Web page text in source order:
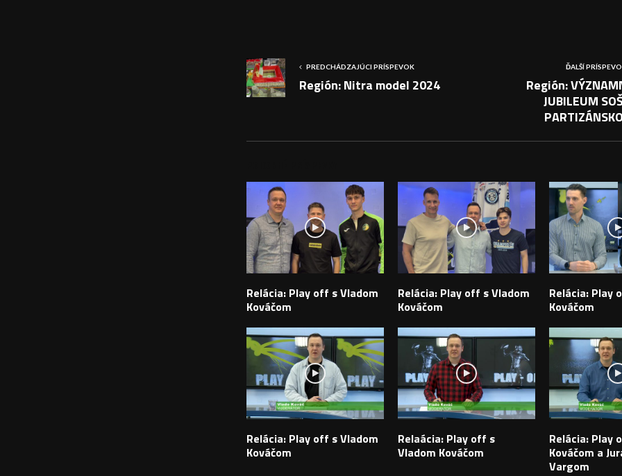
PREDCHÁDZAJÚCI PRÍSPEVOK
Región: Nitra model 2024
ĎALŠÍ
Región:
JUBILEUM
Relácia: Play off s Vladom
Kováčom
Relácia: Play off s Vladom
Kováčom
Relácia: Play
Kováčom
Relácia: Play off s Vladom
Kováčom
Relaácia: Play off s
Vladom Kováčom
Relácia: Play
Kováčom a
Vargom